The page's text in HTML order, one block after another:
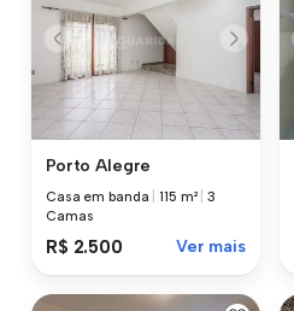
Porto Alegre
Casa em banda |115 m² |3
Camas
R$ 2.500 Ver mais